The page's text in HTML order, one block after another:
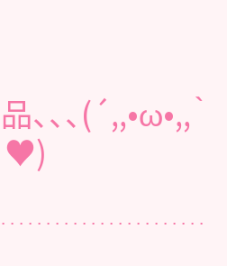
、、(´,,•ω•,,｀
♥)